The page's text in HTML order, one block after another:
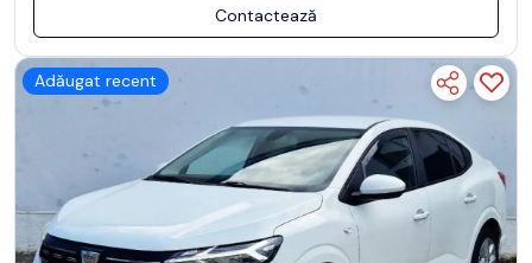
Contactează
Adăugat recent